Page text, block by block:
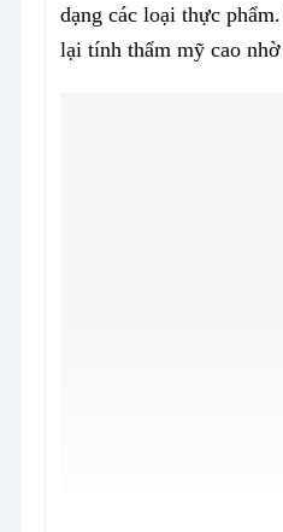
dạng các loại thực
lại tính thẩm mỹ cao